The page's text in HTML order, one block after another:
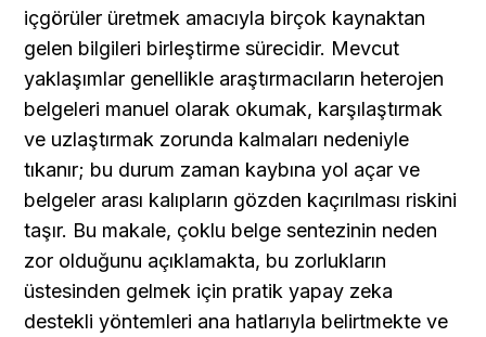
içgörüler üretmek amacıyla birçok kaynaktan
gelen bilgileri birleştirme sürecidir. Mevcut
yaklaşımlar genellikle araştırmacıların heterojen
belgeleri manuel olarak okumak, karşılaştırmak
ve uzlaştırmak zorunda kalmaları nedeniyle
tıkanır; bu durum zaman kaybına yol açar ve
belgeler arası kalıpların gözden kaçırılması riskini
taşır. Bu makale, çoklu belge sentezinin neden
zor olduğunu açıklamakta, bu zorlukların
üstesinden gelmek için pratik yapay zeka
destekli yöntemleri ana hatlarıyla belirtmekte ve